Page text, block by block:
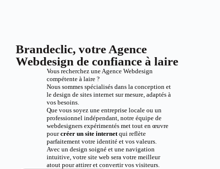
Brandeclic, votre Agence
Webdesign de confiance à laire
Vous recherchez une Agence Webdesign
compétente à laire ?
Nous sommes spécialisés dans la conception et
le design de sites internet sur mesure, adaptés à
vos besoins.
Que vous soyez une entreprise locale ou un
professionnel indépendant, notre équipe de
webdesigners expérimentés met tout en œuvre
pourcréer un site internetqui reflète
parfaitement votre identité et vos valeurs.
Avec un design soigné et une navigation
intuitive, votre site web sera votre meilleur
atout pour attirer et convertir vos visiteurs.